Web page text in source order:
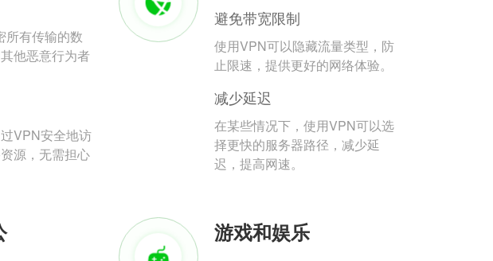
所有传输的数
他恶意行为者
VPN安全地访
源，无需担心
避免带宽限制
使用VPN可以隐藏流量类型，防
止限速，提供更好的网络体验。
减少延迟
在某些情况下，使用VPN可以选
择更快的服务器路径，减少延
迟，提高网速。
游戏和娱乐